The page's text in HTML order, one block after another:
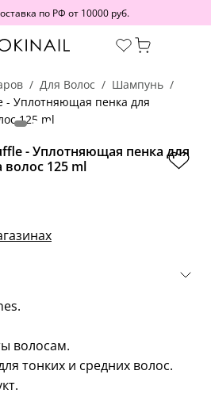
по РФ от 10000 руб.
Для Волос
Шампунь
- Уплотняющая пенка для
125 ml
- Уплотняющая пенка для
волос 125 ml
волосам.
тонких и средних волос.